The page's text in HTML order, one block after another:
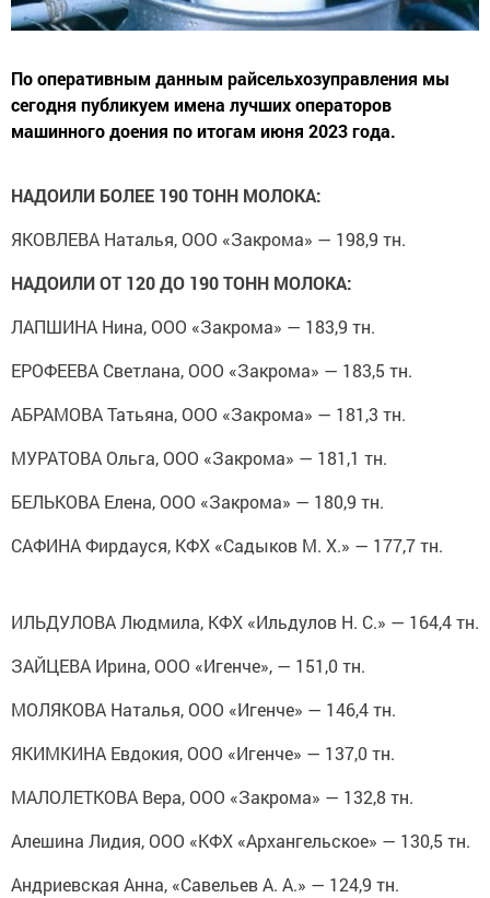
По оперативным данным райсельхозуправления мы
сегодня публикуем имена лучших операторов
машинного доения по итогам июня 2023 года.
НАДОИЛИ БОЛЕЕ 190 ТОНН МОЛОКА:
ЯКОВЛЕВА Наталья, ООО «Закрома» — 198,9 тн.
НАДОИЛИ ОТ 120 ДО 190 ТОНН МОЛОКА:
ЛАПШИНА Нина, ООО «Закрома» — 183,9 тн.
ЕРОФЕЕВА Светлана, ООО «Закрома» — 183,5 тн.
АБРАМОВА Татьяна, ООО «Закрома» — 181,3 тн.
МУРАТОВА Ольга, ООО «Закрома» — 181,1 тн.
БЕЛЬКОВА Елена, ООО «Закрома» — 180,9 тн.
САФИНА Фирдауся, КФХ «Садыков М. Х.» — 177,7 тн.
ИЛЬДУЛОВА Людмила, КФХ «Ильдулов Н. С.» — 164,4 тн.
ЗАЙЦЕВА Ирина, ООО «Игенче», — 151,0 тн.
МОЛЯКОВА Наталья, ООО «Игенче» — 146,4 тн.
ЯКИМКИНА Евдокия, ООО «Игенче» — 137,0 тн.
МАЛОЛЕТКОВА Вера, ООО «Закрома» — 132,8 тн.
Алешина Лидия, ООО «КФХ «Архангельское» — 130,5 тн.
Андриевская Анна, «Савельев А. А.» — 124,9 тн.